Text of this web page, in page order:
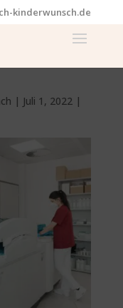
kinderwunsch.de
| Juli 1, 2022|